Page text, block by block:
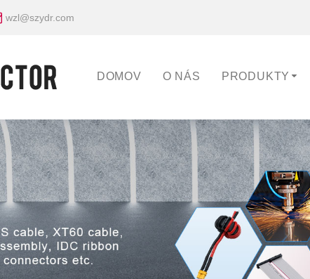
wzl@szydr.com
DOMOV O NÁS PRODUKTY